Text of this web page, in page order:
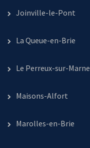
Joinville-le-Pont
La Queue-en-Brie
Le Perreux-sur-Marne
Maisons-Alfort
Marolles-en-Brie